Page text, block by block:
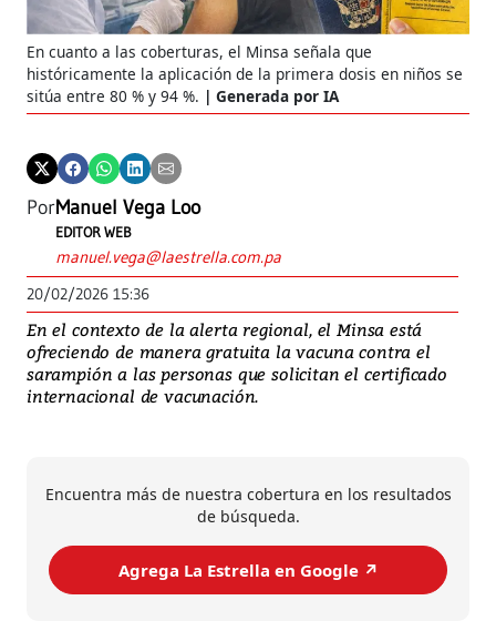
En cuanto a las coberturas, el Minsa señala que
históricamente la aplicación de la primera dosis en niños se
sitúa entre 80 % y 94 %.
Generada por IA
PorManuel Vega Loo
EDITOR WEB
manuel.vega@laestrella.com.pa
20/02/2026 15:36
En el contexto de la alerta regional, el Minsa está
ofreciendo de manera gratuita la vacuna contra el
sarampión a las personas que solicitan el certificado
internacional de vacunación.
Encuentra más de nuestra cobertura en los resultados
de búsqueda.
Agrega La Estrella en Google ↗️